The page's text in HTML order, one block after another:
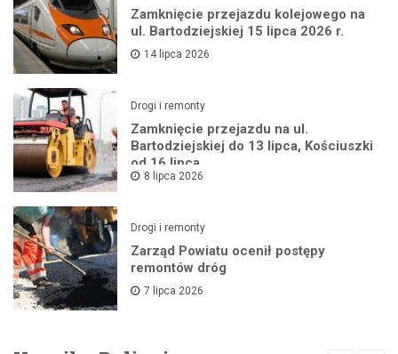
Zamknięcie przejazdu kolejowego na
ul. Bartodziejskiej 15 lipca 2026 r.
14 lipca 2026
Drogi i remonty
Zamknięcie przejazdu na ul.
Bartodziejskiej do 13 lipca, Kościuszki
od 16 lipca
8 lipca 2026
Drogi i remonty
Zarząd Powiatu ocenił postępy
remontów dróg
7 lipca 2026